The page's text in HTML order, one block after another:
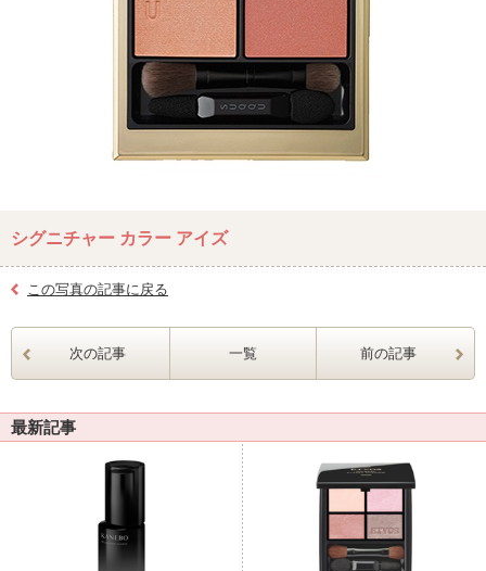
シグニチャー カラー アイズ
この写真の記事に戻る
次の記事 一覧 前の記事
最新記事